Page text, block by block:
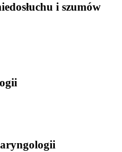
i szumów